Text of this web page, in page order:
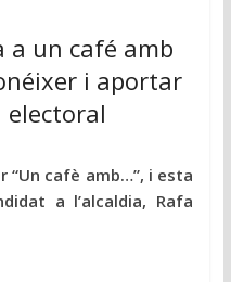
a un café amb
i aportar
electoral
“Un cafè amb…”, i esta
a l’alcaldia, Rafa